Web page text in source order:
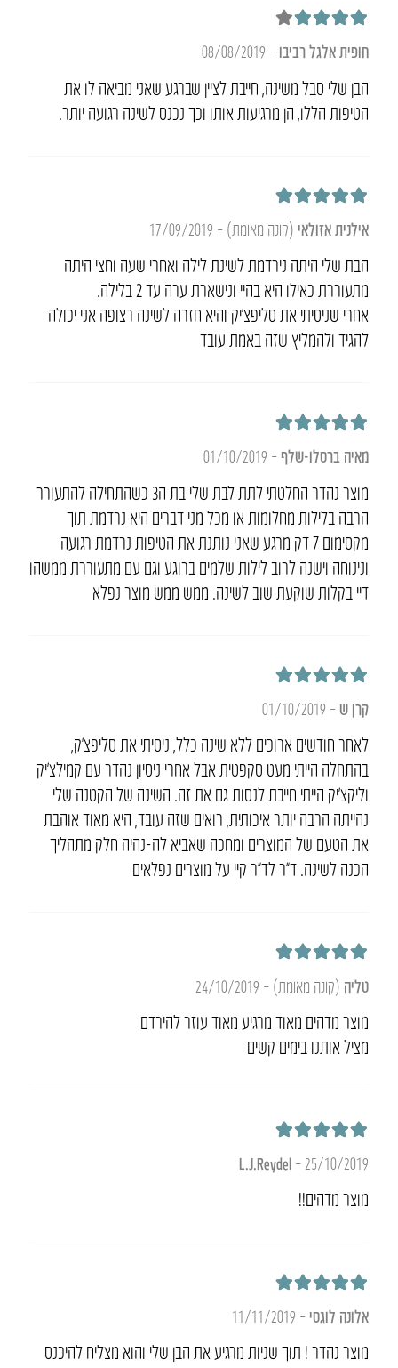
חופית אלגל רביבו –
08/08/2019
הבן שלי סבל משינה, חייבת לציין שברגע שאני מביאה לו את
הטיפות הללו, הן מרגיעות אותו וכך נכנס לשינה רגועה יותר.
אילנית אזולאי (קונה מאומת) –
17/09/2019
הבת שלי היתה נירדמת לשינת לילה ואחרי שעה וחצי היתה
מתעוררת כאילו היא בהיי ונישארת ערה עד 2 בלילה.
אחרי שניסיתי את סליפצ’יק והיא חזרה לשינה רצופה אני יכולה
להגיד ולהמליץ שזה באמת עובד
מאיה ברסלו-שלף –
01/10/2019
מוצר נהדר החלטתי לתת לבת שלי בת ה3 כשהתחילה להתעורר
הרבה בלילות מחלומות או מכל מני דברים היא נרדמת תוך
מקסימום 7 דק מרגע שאני נותנת את הטיפות נרדמת רגועה
ונינוחה וישנה לרוב לילות שלמים ברוגע וגם עם מתעוררת ממשהו
דיי בקלות שוקעת שוב לשינה. ממש ממש מוצר נפלא
קרן ש–
01/10/2019
לאחר חודשים ארוכים ללא שינה כלל, ניסיתי את סליפצ’ק,
בהתחלה הייתי מעט סקפטית אבל אחרי ניסיון נהדר עם קמילצ’יק
וליקצ’יק הייתי חייבת לנסות גם את זה. השינה של הקטנה שלי
נהייתה הרבה יותר איכותית, רואים שזה עובד, היא מאוד אוהבת
את הטעם של המוצרים ומחכה שאביא לה-נהיה חלק מתהליך
הכנה לשינה. ד”ר לד”ר קיי על מוצרים נפלאים
טליה (קונה מאומת) –
24/10/2019
מוצר מדהים מאוד מרגיע מאוד עוזר להירדם
מציל אותנו בימים קשים
L.J.Reydel – 25/10/2019
מוצר מדהים!!
אלונה לוגסי –
11/11/2019
מוצר נהדר ! תוך שניות מרגיע את הבן שלי והוא מצליח להיכנס